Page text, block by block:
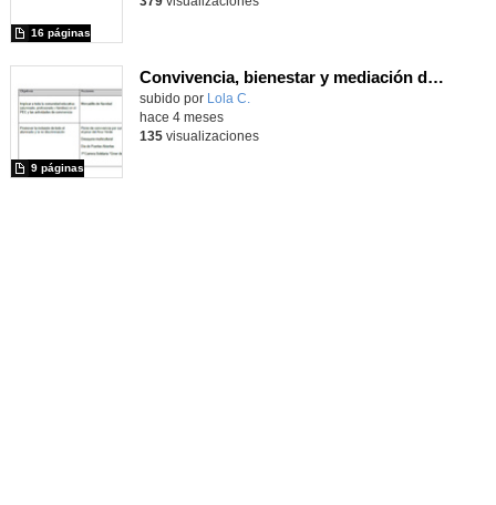
16 páginas
Convivencia, bienestar y mediación de conflictos en la Comunidad Educativa Giner I
Contenido educativo.
subido por Lola C.
9 páginas
hace 4 meses
135visualizaciones